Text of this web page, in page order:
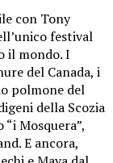
con Tony
festival
il mondo. I
del Canada, i
polmone del
della Scozia
Mosquera”,
E ancora,